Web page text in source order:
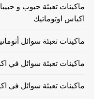
ماكينات تعبئة حبوب و
اكياس اوتوماتيك
ماكينات تعبئة سوائل
ماكينات تعبئة سوائل في
ماكينات تعبئة سوائل في